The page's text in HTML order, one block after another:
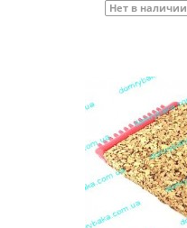
Нет в наличии